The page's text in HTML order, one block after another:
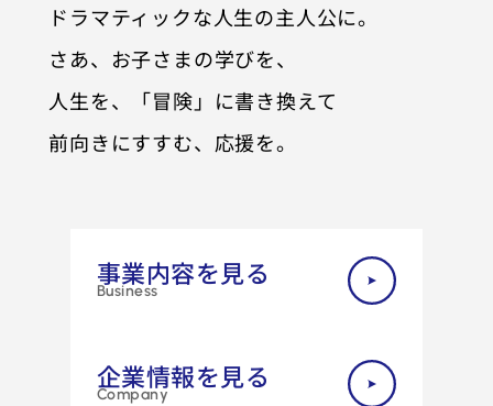
ドラマティックな人生の主人公に。
さあ、お子さまの学びを、
人生を、「冒険」に書き換えて
前向きにすすむ、応援を。
事業内容を見る
Business
企業情報を見る
Company